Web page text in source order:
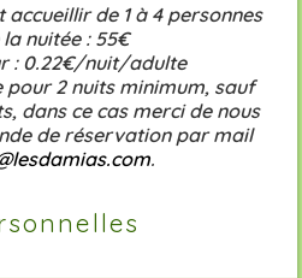
de 1 à 4 personnes
nuitée : 55€
: 0.22€/nuit/adulte
2 nuits minimum, sauf
dans ce cas merci de nous
de réservation par mail
.